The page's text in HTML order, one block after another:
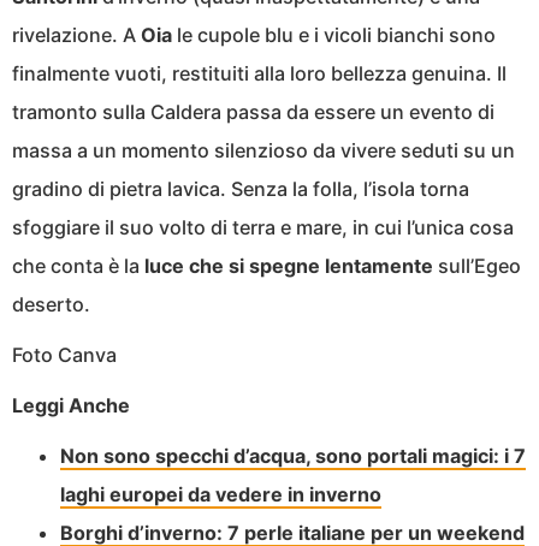
rivelazione. A Oia le cupole blu e i vicoli bianchi sono
finalmente vuoti, restituiti alla loro bellezza genuina. Il
tramonto sulla Caldera passa da essere un evento di
massa a un momento silenzioso da vivere seduti su un
gradino di pietra lavica. Senza la folla, l’isola torna
sfoggiare il suo volto di terra e mare, in cui l’unica cosa
che conta è la luce che si spegne lentamente sull’Egeo
deserto.
Foto Canva
Leggi Anche
Non sono specchi d’acqua, sono portali magici: i 7
laghi europei da vedere in inverno
Borghi d’inverno: 7 perle italiane per un weekend